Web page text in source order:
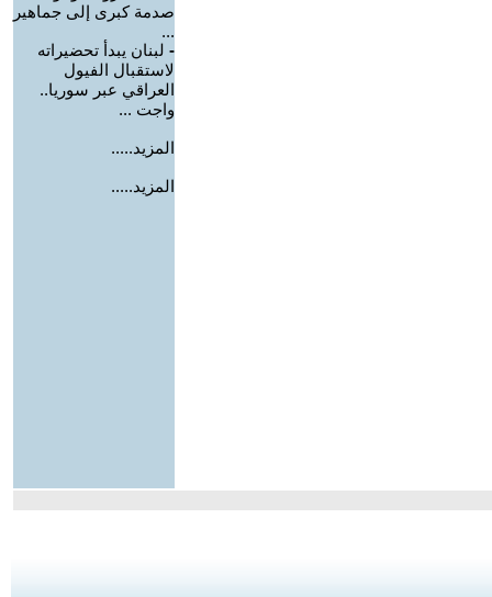
صدمة كبرى إلى جماهير
...
- لبنان يبدأ تحضيراته
لاستقبال الفيول
العراقي عبر سوريا..
واجت ...
المزيد.....
المزيد.....